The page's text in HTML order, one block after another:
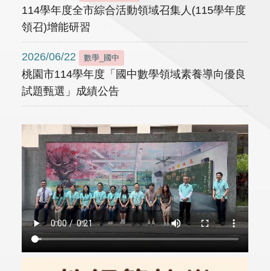
114學年度全市綜合活動領域召集人(115學年度
領召)增能研習
2026/06/22 數學_國中
桃園市114學年度「國中數學領域素養導向優良
試題甄選」成績公告